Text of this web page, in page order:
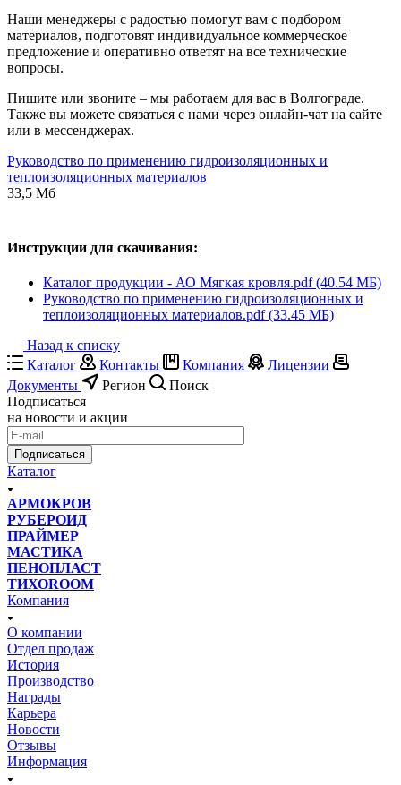
Наши менеджеры с радостью помогут вам с подбором
материалов, подготовят индивидуальное коммерческое
предложение и оперативно ответят на все технические
вопросы.
Пишите или звоните – мы работаем для вас в Волгограде.
Также вы можете связаться с нами через онлайн-чат на сайте
или в мессенджерах.
Руководство по применению гидроизоляционных и
теплоизоляционных материалов
33,5 Мб
Инструкции для скачивания:
Каталог продукции - АО Мягкая кровля.pdf (40.54 МБ)
Руководство по применению гидроизоляционных и
теплоизоляционных материалов.pdf (33.45 МБ)
Назад к списку
Каталог
Контакты Компания
Лицензии
Документы
Регион
Поиск
Подписаться
на новости и акции
Подписаться
Каталог
АРМОКРОВ
РУБЕРОИД
ПРАЙМЕР
МАСТИКА
ПЕНОПЛАСТ
ТИХОROOM
Компания
О компании
Отдел продаж
История
Производство
Награды
Карьера
Новости
Отзывы
Информация